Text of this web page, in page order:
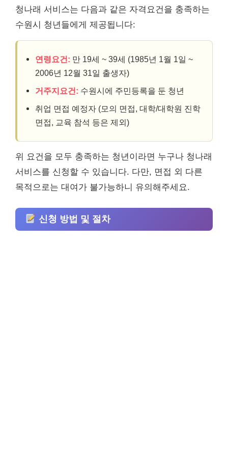
청나래 서비스는 다음과 같은 자격요건을 충족하는
수원시 청년들에게 제공됩니다:
연령요건: 만 19세 ~ 39세 (1985년 1월 1일 ~
2006년 12월 31일 출생자)
거주지요건: 수원시에 주민등록을 둔 청년
취업 면접 예정자 (모의 면접, 대학/대학원 진학
면접, 교육 참석 등은 제외)
위 요건을 모두 충족하는 청년이라면 누구나 청나래
서비스를 신청할 수 있습니다. 다만, 면접 외 다른
목적으로는 대여가 불가능하니 유의해주세요.
신청 방법 및 절차